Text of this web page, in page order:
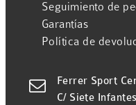
Seguimiento de
Garantías
Política de

Ferrer Sport
C/ Siete